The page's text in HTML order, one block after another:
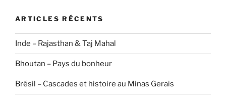
ARTICLES RÉCENTS
Inde – Rajasthan & Taj Mahal
Bhoutan – Pays du bonheur
Brésil – Cascades et histoire au Minas Gerais